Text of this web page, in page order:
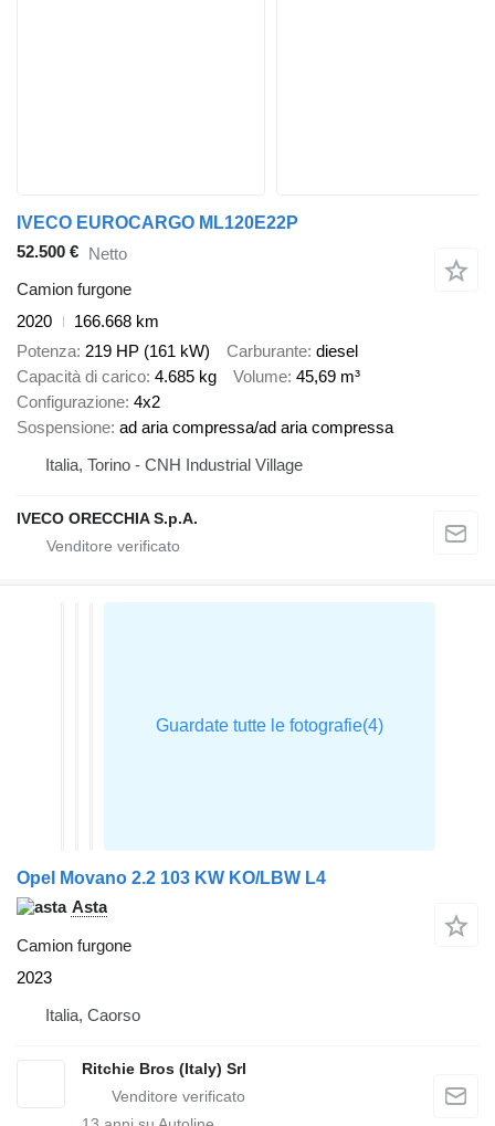
IVECO EUROCARGO ML120E22P
52.500 € Netto
Camion furgone
2020
166.668 km
Potenza 219 HP (161 kW) Carburante diesel
Capacità di carico 4.685 kg Volume 45,69 m³
Configurazione 4x2
Sospensione ad aria compressa/ad aria compressa
Italia, Torino - CNH Industrial Village
IVECO ORECCHIA S.p.A.
Opel Movano 2.2 103 KW KO/LBW L4
Asta
Camion furgone
2023
Italia, Caorso
Ritchie Bros (Italy) Srl